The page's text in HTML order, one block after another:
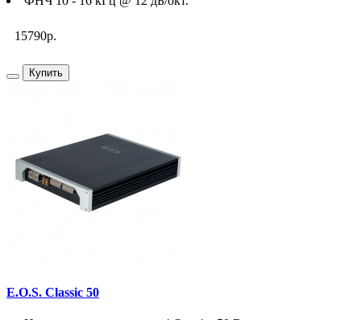
15790р.
Купить
E.O.S. Classic 50